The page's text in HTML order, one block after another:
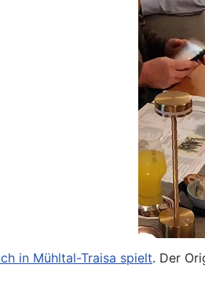
in Mühltal-Traisa spielt. Der